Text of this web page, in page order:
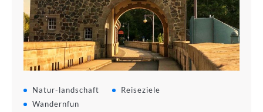
Natur-landschaft
Reiseziele
Wandernfun